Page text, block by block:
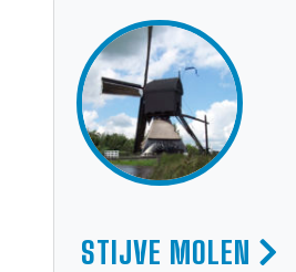
STIJVE MOLEN